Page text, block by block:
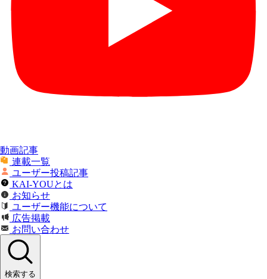
動画記事
連載一覧
ユーザー投稿記事
KAI-YOUとは
お知らせ
ユーザー機能について
広告掲載
お問い合わせ
検索する